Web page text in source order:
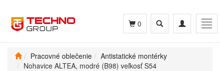
Toggle
navigation
Toggle
search
0
Pracovné oblečenie
Antistatické montérky
Nohavice ALTEA, modré (B98) veľkosť S54